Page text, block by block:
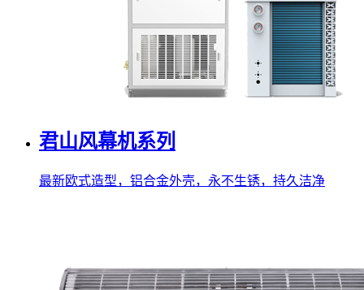
君山风幕机系列
最新欧式造型，铝合金外壳，永不生锈，持久洁净